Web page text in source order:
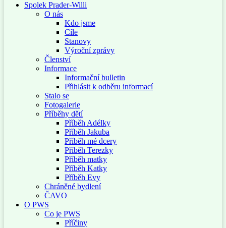
Spolek Prader-Willi
O nás
Kdo jsme
Cíle
Stanovy
Výroční zprávy
Členství
Informace
Informační bulletin
Přihlásit k odběru informací
Stalo se
Fotogalerie
Příběhy dětí
Příběh Adélky
Příběh Jakuba
Příběh mé dcery
Příběh Terezky
Příběh matky
Příběh Katky
Příběh Evy
Chráněné bydlení
ČAVO
O PWS
Co je PWS
Příčiny